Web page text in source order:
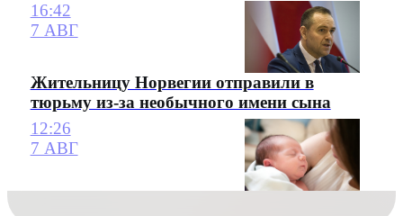
16:42
7 АВГ
Жительницу Норвегии отправили в
тюрьму из-за необычного имени сына
12:26
7 АВГ